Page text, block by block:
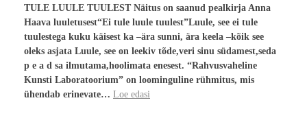
TULE LUULE TUULEST Näitus on saanud pealkirja Anna
Haava luuletusest“Ei tule luule tuulest”Luule, see ei tule
tuulestega kuku käisest ka –ära sunni, ära keela –kõik see
oleks asjata Luule, see on leekiv tõde,veri sinu südamest,seda
p e a d sa ilmutama,hoolimata enesest. “Rahvusvaheline
Kunsti Laboratoorium” on loominguline rühmitus, mis
ühendab erinevate… Loe edasi